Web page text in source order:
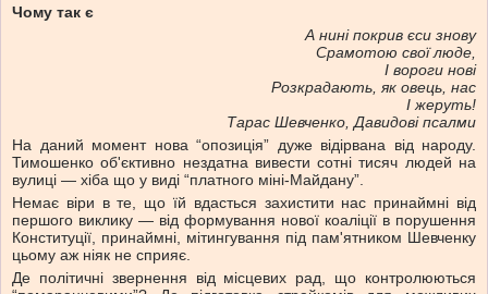
Чому так є
А нині покрив єси знову
Срамотою свої люде,
І вороги нові
Розкрадають, як овець, нас
І жеруть!
Тарас Шевченко, Давидові псалми
На даний момент нова “опозиція” дуже відірвана від народу.
Тимошенко об'єктивно нездатна вивести сотні тисяч людей на
вулиці — хіба що у виді “платного міні-Майдану”.
Немає віри в те, що їй вдасться захистити нас принаймні від
першого виклику — від формування нової коаліції в порушення
Конституції, принаймні, мітингування під пам'ятником Шевченку
цьому аж ніяк не сприяє.
Де політичні звернення від місцевих рад, що контролюються